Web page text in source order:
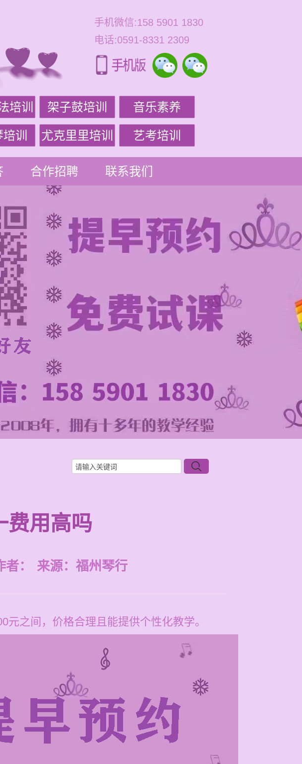
手机微信:158 5901 1830
电话:0591-8331 2309
培训 架子鼓培训 音乐素养
训 尤克里里培训 艺考培训
合作招聘 联系我们
费用高吗
者： 来源： 福州琴行
之间，价格合理且能提供个性化教学。